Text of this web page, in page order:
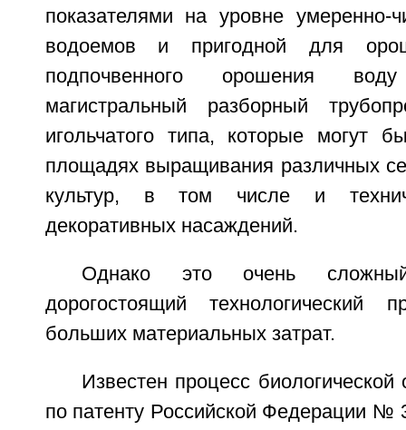
показателями на уровне умеренно-
водоемов и пригодной для
подпочвенного орошения
магистральный разборный
игольчатого типа, которые могут
площадях выращивания различных
культур, в том числе и
декоративных насаждений.
Однако это очень
дорогостоящий технологический
больших материальных затрат.
Известен процесс биологической
по патенту Российской Федерации №